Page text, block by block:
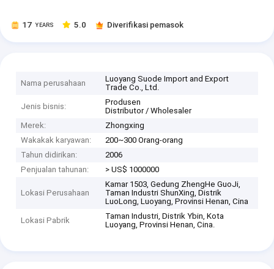
17 YEARS 5.0 Diverifikasi pemasok
Nama perusahaan
Luoyang Suode Import and Export
Trade Co., Ltd.
Jenis bisnis:
Produsen
Distributor / Wholesaler
Merek:
Zhongxing
Wakakak karyawan:
200~300 Orang-orang
Tahun didirikan:
2006
Penjualan tahunan:
> US$ 1000000
Lokasi Perusahaan
Kamar 1503, Gedung ZhengHe GuoJi,
Taman Industri ShunXing, Distrik
LuoLong, Luoyang, Provinsi Henan, Cina
Lokasi Pabrik
Taman Industri, Distrik Ybin, Kota
Luoyang, Provinsi Henan, Cina.